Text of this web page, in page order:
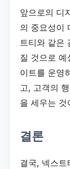
앞으로의 디
의 중요성이
트티와 같은
질 것으로 예
이트를 운영
고, 고객의
을 세우는 것
결론
결국, 넥스트